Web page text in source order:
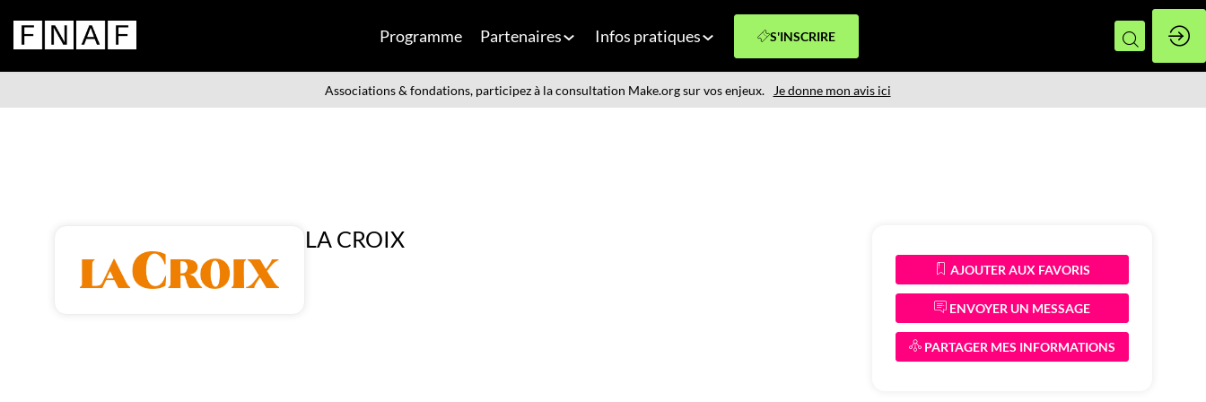
Programme Partenaires Infos pratiques S'INSCRIRE
Associations & fondations, participez à la consultation Make.org sur vos enjeux. Je donne mon avis ici
AJOUTER AUX FAVORIS
ENVOYER UN MESSAGE
PARTAGER MES INFORMATIONS
LA CROIX